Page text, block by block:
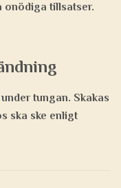
onödiga tillsatser.
tungan. Skakas
ska ske enligt